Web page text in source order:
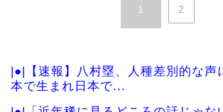
1 2
|●|【速報】八村塁、人種差別的な声
本で生まれ日本で...